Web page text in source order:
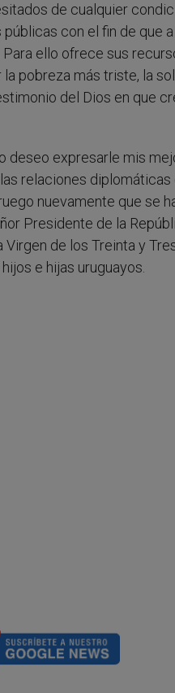
de cualquier
con el fin de que
ello ofrece sus
pobreza más triste, la
del Dios en que
deseo expresarle mis
relaciones diplomáticas
nuevamente que se
Presidente de la
de los Treinta y
e hijas uruguayos.